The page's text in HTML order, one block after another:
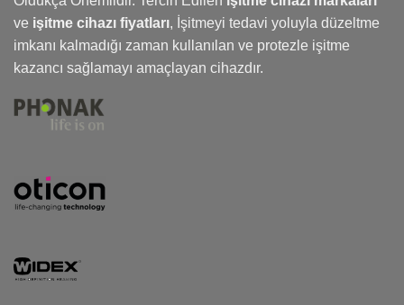
ve işitme cihazı fiyatları, İşitmeyi tedavi yoluyla düzeltme
imkanı kalmadığı zaman kullanılan ve protezle işitme
kazancı sağlamayı amaçlayan cihazdır.